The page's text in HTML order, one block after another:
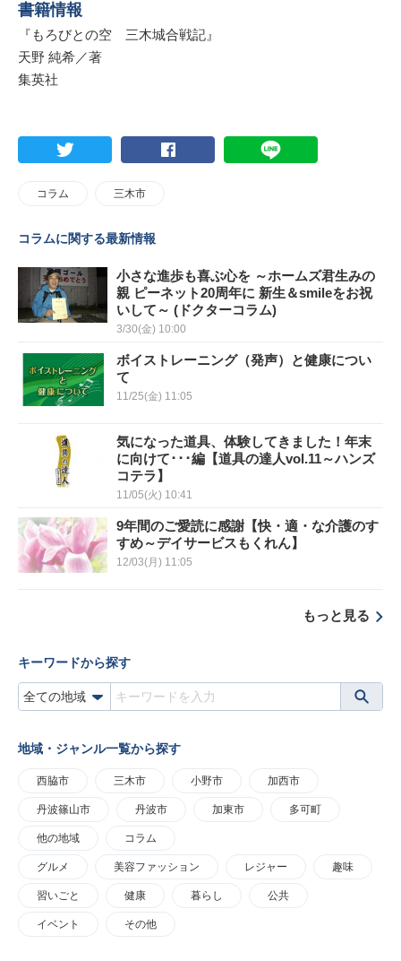
書籍情報
『もろびとの空 三木城合戦記』
天野 純希／著
集英社
コラム 三木市
コラムに関する最新情報
小さな進歩も喜ぶ心を ～ホームズ君生みの
親 ピーネット20周年に 新生＆smileをお祝
いして～ (ドクターコラム)
3/30(金) 10:00
ボイストレーニング（発声）と健康につい
て
11/25(金) 11:05
気になった道具、体験してきました！年末
に向けて･･･編【道具の達人vol.11～ハンズ
コテラ】
11/05(火) 10:41
9年間のご愛読に感謝【快・適・な介護のす
すめ～デイサービスもくれん】
12/03(月) 11:05
もっと見る
キーワードから探す
地域・ジャンル一覧から探す
西脇市 三木市 小野市 加西市
丹波篠山市 丹波市 加東市 多可町
他の地域 コラム
グルメ 美容ファッション レジャー 趣味
習いごと 健康 暮らし 公共
イベント その他